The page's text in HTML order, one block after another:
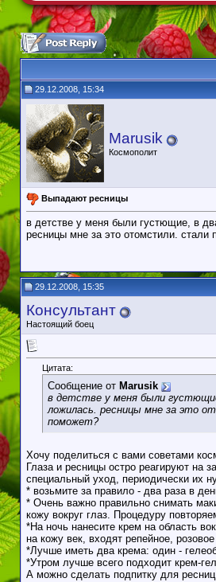
29.12.2008, 15:34
Marusik
Космополит
Выпадают ресницы
в детстве у меня были густющие, в
ресницы мне за это отомстили. стали
29.12.2008, 15:35
Консультант
Настоящий боец
Цитата:
Сообщение от Marusik
в детстве у меня были
ложилась. ресницы мне за это
поможет?
Хочу поделиться с вами советами
Глаза и ресницы остро реагируют на
специальный уход, периодически их
* возьмите за правило - два раза в
* Очень важно правильно снимать
кожу вокруг глаз. Процедуру
*На ночь нанесите крем на область
на кожу век, входят репейное,
*Лучше иметь два крема: один -
*Утром лучше всего подходит крем-
А можно сделать подпитку для